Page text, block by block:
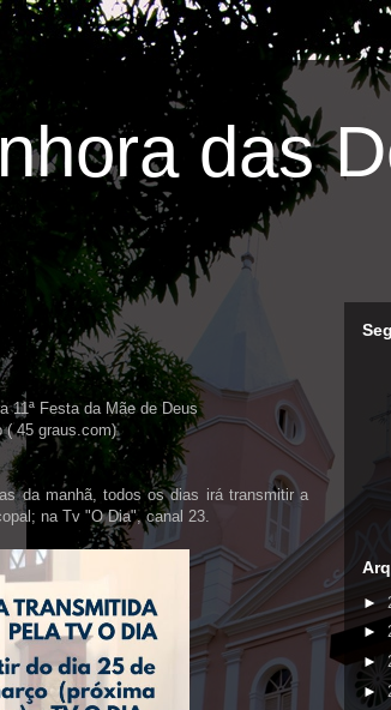
das
( 45 graus.com)
da manhã, todos os dias irá transmitir a
na Tv "O Dia", canal 23.
►
►
►
►